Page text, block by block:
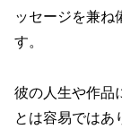
ッセージを兼ね
す。
彼の人生や作品
とは容易ではあ